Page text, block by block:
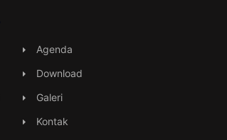
Agenda
Download
Galeri
Kontak